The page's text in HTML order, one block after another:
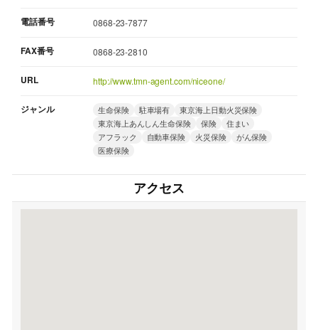
電話番号 0868-23-7877
FAX番号 0868-23-2810
URL http://www.tmn-agent.com/niceone/
ジャンル 生命保険 駐車場有
東京海上日動火災保険
東京海上あんしん生命保険
保険
住まい
アフラック
自動車保険 火災保険
がん保険
医療保険
アクセス